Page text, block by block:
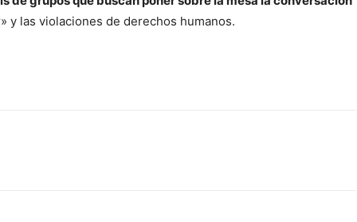
y las violaciones de derechos humanos.